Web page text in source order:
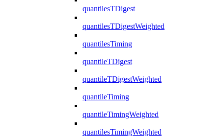
quantilesTDigest
quantilesTDigestWeighted
quantilesTiming
quantileTDigest
quantileTDigestWeighted
quantileTiming
quantileTimingWeighted
quantilesTimingWeighted